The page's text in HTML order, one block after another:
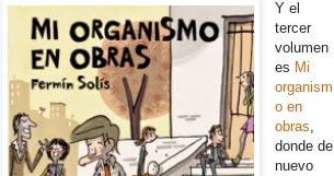
Y el
tercer
volumen
es Mi
organism
o en
obras,
donde de
nuevo